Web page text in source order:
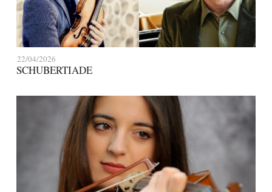
22/04/2026
SCHUBERTIADE